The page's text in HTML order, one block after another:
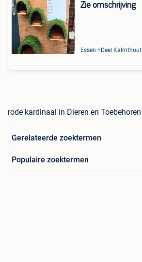
Zie omschrijving
Essen +Deel Kalmthout
rode kardinaal in Dieren en Toebehoren
Gerelateerde zoektermen
Populaire zoektermen